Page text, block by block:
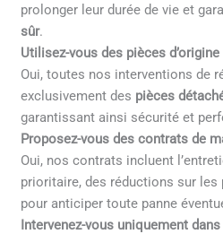
prolonger leur durée de vie et
sûr.
Utilisez-vous des pièces
Oui, toutes nos interventions de
exclusivement des pièces
garantissant ainsi sécurité et
Proposez-vous des contrats de
Oui, nos contrats incluent
prioritaire, des réductions sur
pour anticiper toute panne
Intervenez-vous uniquement